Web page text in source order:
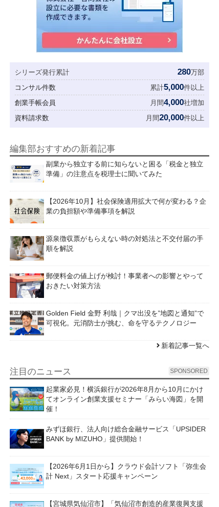
シリーズ発行累計 280万部
コンサル件数
累計5,000件以上
創業手帳会員
月間4,000社増加
資料請求数
月間20,000件以上
編集部おすすめの新着記事
副業から独立する前に知らないと困る「税金と独立
準備」の注意点を税理士に聞いてみた
【2026年10月】社会保険適用拡大で何が変わる？企
業の負担額や準備事項を解説
源泉徴収票がもらえない時の対処法と不交付届の手
順を解説
郵便料金の値上げが検討！事業者への影響とやって
おきたい対策方法
Golden Field 金野 利哉｜クマ出没を”地図と通知”で
可視化。元消防士が挑む、命を守るテクノロジー
新着記事一覧へ
注目のニュース SPONSORED
起業家必見！横浜銀行が2026年8月から10月にかけ
てオンライン創業支援セミナー「みらい海図」を開
催！
みずほ銀行、法人向け総合金融サービス「UPSIDER
BANK by MIZUHO」提供開始！
【2026年6月1日から】クラウド会計ソフト「弥生会
計 Next」スタート応援キャンペーン
【宮城県気仙沼市】「気仙沼市創造的産業復興支援